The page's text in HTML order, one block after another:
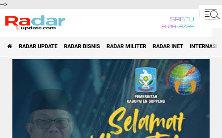
-->
SABTU
8-08-2026
RADAR UPDATE RADAR BISNIS RADAR MILITER RADAR INET